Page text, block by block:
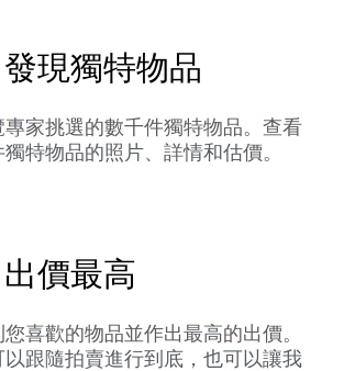
發現獨特物品
專家挑選的數千件獨特物品。查看
獨特物品的照片、詳情和估價。
出價最高
喜歡的物品並作出最高的出價。
以跟隨拍賣進行到底，也可以讓我